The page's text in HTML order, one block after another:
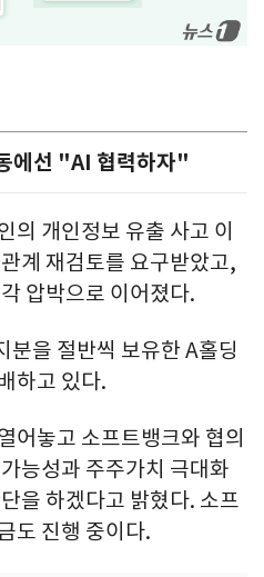
에선 "AI 협력하자"
의 개인정보 유출 사고 이
계 재검토를 요구받았고,
압박으로 이어졌다.
분을 절반씩 보유한 A홀딩
하고 있다.
어놓고 소프트뱅크와 협의
능성과 주주가치 극대화
을 하겠다고 밝혔다. 소프
도 진행 중이다.